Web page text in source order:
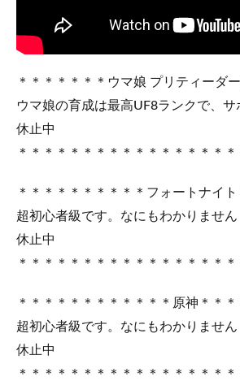
＊＊＊＊＊＊＊ウマ娘 プリティーダ
ウマ娘の育成は最高UF8ランクで、サ
休止中
＊＊＊＊＊＊＊＊＊＊＊＊＊＊＊＊
＊＊＊＊＊＊＊＊＊＊フォートナイ
超初心者級です。なにもわかりません
休止中
＊＊＊＊＊＊＊＊＊＊＊＊＊＊＊＊
＊＊＊＊＊＊＊＊＊＊＊＊原神＊＊
超初心者級です。なにもわかりません
休止中
＊＊＊＊＊＊＊＊＊＊＊＊＊＊＊＊